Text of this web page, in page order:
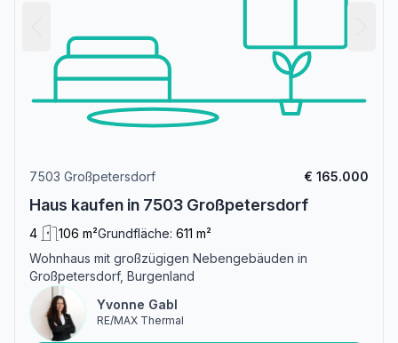
7503 Großpetersdorf € 165.000
Haus kaufen in 7503 Großpetersdorf
4 106 m²Grundfläche: 611 m²
Wohnhaus mit großzügigen Nebengebäuden in
Großpetersdorf, Burgenland
Yvonne Gabl
RE/MAX Thermal